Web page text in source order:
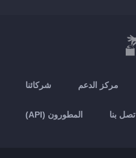
مركز الدعم شركائنا
اتصل بنا المطورون (API)